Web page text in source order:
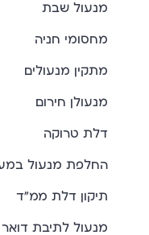
מנעול שבת
מחסומי חניה
מתקין מנעולים
מנעולן חירום
דלת טרוקה
החלפת מנעול
תיקון דלת ממ"ד
מנעול לתיבת דואר